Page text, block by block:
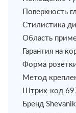
Поверхность
Стилистика
Область
Гарантия на
Форма
Метод
Штрих-код
Бренд Shevanik